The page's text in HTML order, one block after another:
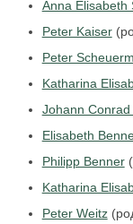
Anna Elisabeth
Peter Kaiser
Peter
Katharina
Johann
Elisabeth
Philipp Benner
Katharina
Peter Weitz